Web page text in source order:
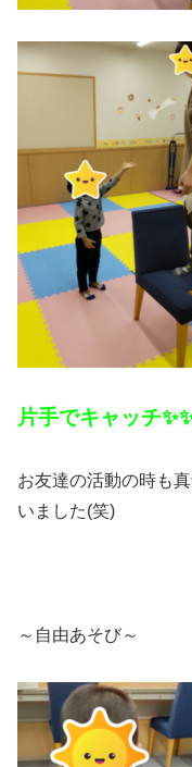
片手でキャッチ
お友達の活動の時も
いました(笑)
～自由あそび～